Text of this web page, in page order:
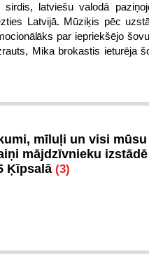
sirdis, latviešu valodā
Latvijā. Mūziķis pēc
par iepriekšējo
Mika brokastis ieturēja
mīluļi un visi
mājdzīvnieku
Ķīpsalā (3)